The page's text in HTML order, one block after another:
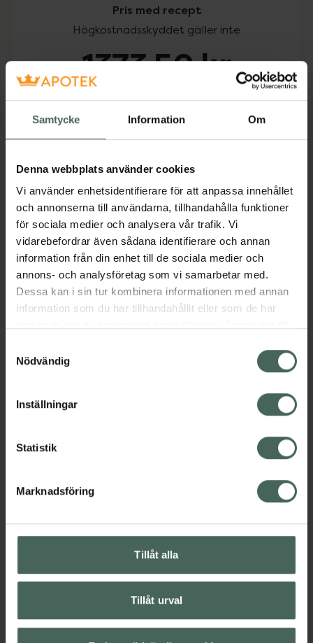
Samtycke Information Om
Denna webbplats använder cookies
Vi använder enhetsidentifierare för att anpassa innehållet
och annonserna till användarna, tillhandahålla funktioner
för sociala medier och analysera vår trafik. Vi
vidarebefordrar även sådana identifierare och annan
information från din enhet till de sociala medier och
annons- och analysföretag som vi samarbetar med.
Dessa kan i sin tur kombinera informationen med annan
information som du har tillhandahållit eller som de har
återkalla ditt samtycke via webbplatsens
cookieinställningar. Ett återkallat samtycke påverkar inte
lagligheten av behandling som skett innan återkallelsen.
Nödvändig
Inställningar
Statistik
Marknadsföring
Tillåt alla
Tillåt urval
Pris med recept
Högkostnadsskyddet gäller inte
1373,50 kr
Köp via ditt recept
Beskrivning
Läs alltid bipacksedeln innan
användning.
EAN: 07046260879058
Kronans Apotek finns här för dig. Du hittar oss från Skåne i
syd till Lappland i norr, och online i mobilen och på
datorn. Oavsett vem du är så är det vårt uppdrag att
med oss.
Kundservice
Kontakta oss
Hitta apotek
Leverans, betalning och retur
Kundklubb
Sajtens tillgänglighet